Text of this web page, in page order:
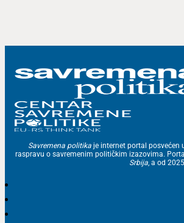
Savremena politika je internet portal
raspravu o savremenim političkim izazovima.
Srbija , a od